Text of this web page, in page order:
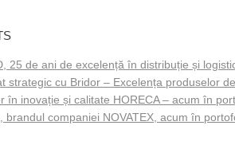
25 de ani de excelență în distribuție și
strategic cu Bridor – Excelența produselor
în inovație și calitate HORECA – acum în
brandul companiei NOVATEX, acum în